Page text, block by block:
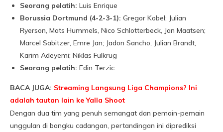
Seorang pelatih: Luis Enrique
Borussia Dortmund (4-2-3-1): Gregor Kobel; Julian
Ryerson, Mats Hummels, Nico Schlotterbeck, Jan Maatsen;
Marcel Sabitzer, Emre Jan; Jadon Sancho, Julian Brandt,
Karim Adeyemi; Niklas Fulkrug
Seorang pelatih: Edin Terzic
BACA JUGA: Streaming Langsung Liga Champions? Ini
adalah tautan lain ke Yalla Shoot
Dengan dua tim yang penuh semangat dan pemain-pemain
unggulan di bangku cadangan, pertandingan ini diprediksi